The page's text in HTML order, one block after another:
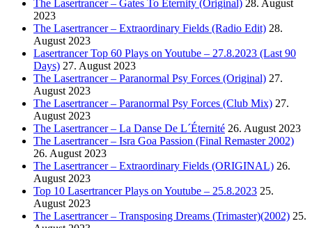
The Lasertrancer – Gates To Eternity (Original) 28. August
2023
The Lasertrancer – Extraordinary Fields (Radio Edit) 28.
August 2023
Lasertrancer Top 60 Plays on Youtube – 27.8.2023 (Last 90
Days) 27. August 2023
The Lasertrancer – Paranormal Psy Forces (Original) 27.
August 2023
The Lasertrancer – Paranormal Psy Forces (Club Mix) 27.
August 2023
The Lasertrancer – La Danse De L´Éternité 26. August 2023
The Lasertrancer – Isra Goa Passion (Final Remaster 2002)
26. August 2023
The Lasertrancer – Extraordinary Fields (ORIGINAL) 26.
August 2023
Top 10 Lasertrancer Plays on Youtube – 25.8.2023 25.
August 2023
The Lasertrancer – Transposing Dreams (Trimaster)(2002) 25.